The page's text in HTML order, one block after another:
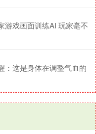
游戏画面训练AI 玩家毫不
：这是身体在调整气血的